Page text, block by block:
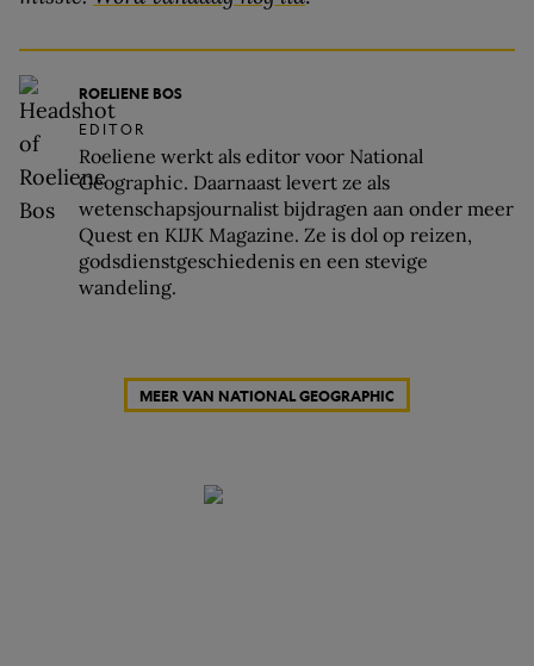
ROELIENE BOS
EDITOR
Roeliene werkt als editor voor National
Geographic. Daarnaast levert ze als
wetenschapsjournalist bijdragen aan onder meer
Quest en KIJK Magazine. Ze is dol op reizen,
godsdienstgeschiedenis en een stevige
wandeling.
MEER VAN NATIONAL GEOGRAPHIC